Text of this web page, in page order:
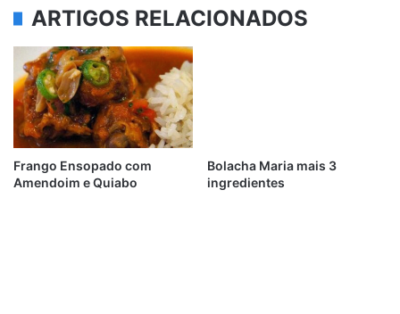
ARTIGOS RELACIONADOS
Frango Ensopado com
Amendoim e Quiabo
Bolacha Maria mais 3
ingredientes